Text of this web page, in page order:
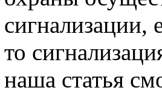
сигнализации,
то
наша статья